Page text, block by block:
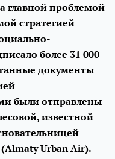
главной проблемой
стратегией
более 31 000
документы
были отправлены
известной
Urban Air).